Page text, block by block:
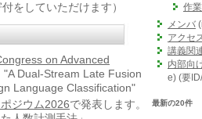
をしていただけます）
on Advanced
"A Dual-Stream Late Fusion
Language Classification"
ジウム2026で発表します。
作
メンバ
アクセ
講義関
内部向
e) (要
最新の20件